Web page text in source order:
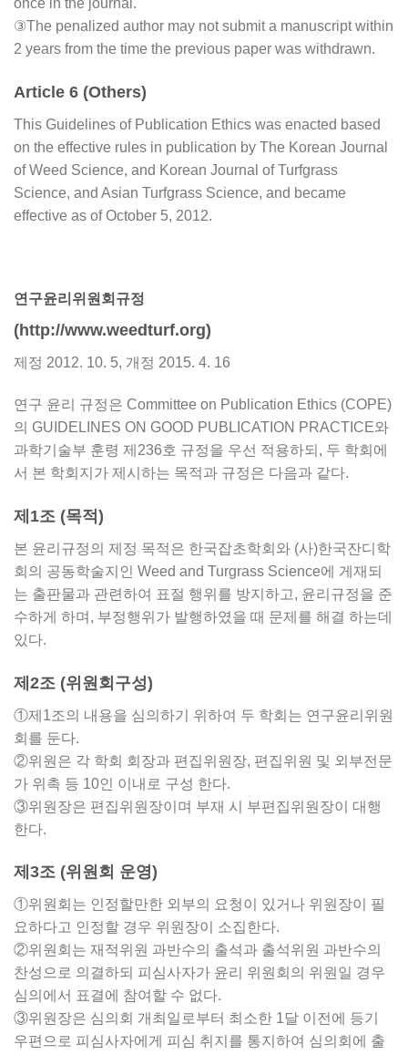
③The penalized author may not submit a manuscript within
2 years from the time the previous paper was withdrawn.
Article 6 (Others)
This Guidelines of Publication Ethics was enacted based
on the effective rules in publication by The Korean Journal
of Weed Science, and Korean Journal of Turfgrass
Science, and Asian Turfgrass Science, and became
effective as of October 5, 2012.
연구윤리위원회규정
(http://www.weedturf.org)
제정 2012. 10. 5, 개정 2015. 4. 16
연구 윤리 규정은 Committee on Publication Ethics (COPE)
의 GUIDELINES ON GOOD PUBLICATION PRACTICE와
과학기술부 훈령 제236호 규정을 우선 적용하되, 두 학회에
서 본 학회지가 제시하는 목적과 규정은 다음과 같다.
제1조 (목적)
본 윤리규정의 제정 목적은 한국잡초학회와 (사)한국잔디학
회의 공동학술지인 Weed and Turgrass Science에 게재되
는 출판물과 관련하여 표절 행위를 방지하고, 윤리규정을 준
수하게 하며, 부정행위가 발행하였을 때 문제를 해결 하는데
있다.
제2조 (위원회구성)
①제1조의 내용을 심의하기 위하여 두 학회는 연구윤리위원
회를 둔다.
②위원은 각 학회 회장과 편집위원장, 편집위원 및 외부전문
가 위촉 등 10인 이내로 구성 한다.
③위원장은 편집위원장이며 부재 시 부편집위원장이 대행
한다.
제3조 (위원회 운영)
①위원회는 인정할만한 외부의 요청이 있거나 위원장이 필
요하다고 인정할 경우 위원장이 소집한다.
②위원회는 재적위원 과반수의 출석과 출석위원 과반수의
찬성으로 의결하되 피심사자가 윤리 위원회의 위원일 경우
심의에서 표결에 참여할 수 없다.
③위원장은 심의회 개최일로부터 최소한 1달 이전에 등기
우편으로 피심사자에게 피심 취지를 통지하여 심의회에 출